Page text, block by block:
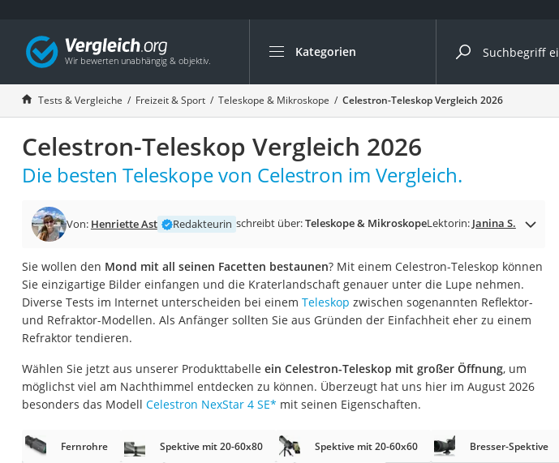
Kategorien
Die beliebtesten Vergleiche nach Kategorie
Freizeit & Sport
Gartentrampolin
Trampolin
Metalldetektor
Trampolin 366 cm
Aluminium-Koffer
Futterboot
Air Bike
Trekkingschuhe Herren
Reisetasche mit Rollen
Koffer
Tests & Vergleiche Freizeit & Sport Teleskope & Mikroskope Celestron-Teleskop Vergleich 2026
Celestron-Teleskop Vergleich 2026
Die besten Teleskope von Celestron im Vergleich.
Von: Henriette Ast Redakteurin schreibt über:Teleskope & MikroskopeLektorin: Janina S.
Sie wollen den Mond mit all seinen Facetten bestaunen? Mit einem Celestron-Teleskop können
Sie einzigartige Bilder einfangen und die Kraterlandschaft genauer unter die Lupe nehmen.
Diverse Tests im Internet unterscheiden bei einem Teleskop zwischen sogenannten Reflektor-
und Refraktor-Modellen. Als Anfänger sollten Sie aus Gründen der Einfachheit eher zu einem
Refraktor tendieren.
Wählen Sie jetzt aus unserer Produkttabelle ein Celestron-Teleskop mit großer Öffnung, um
möglichst viel am Nachthimmel entdecken zu können. Überzeugt hat uns hier im August 2026
besonders das Modell Celestron NexStar 4 SE* mit seinen Eigenschaften.
Fernrohre Spektive mit 20-60x80 Spektive mit 20-60x60 Bresser-Spektive